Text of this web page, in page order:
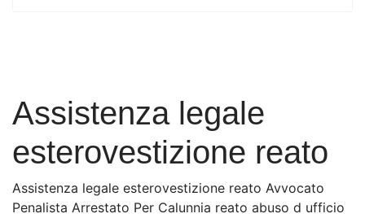
Assistenza legale
esterovestizione reato
Assistenza legale esterovestizione reato Avvocato
Penalista Arrestato Per Calunnia reato abuso d ufficio